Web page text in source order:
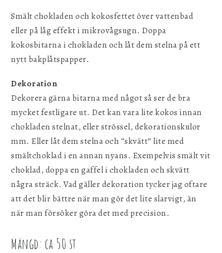
Smält chokladen och kokosfettet över vattenbad
eller på låg effekt i mikrovågsugn. Doppa
kokosbitarna i chokladen och låt dem stelna på ett
nytt bakplåtspapper.
Dekoration
Dekorera gärna bitarna med något så ser de bra
mycket festligare ut. Det kan vara lite kokos innan
chokladen stelnat, eller strössel, dekorationskulor
mm. Eller låt dem stelna och ”skvätt” lite med
smältchoklad i en annan nyans. Exempelvis smält vit
choklad, doppa en gaffel i chokladen och skvätt
några sträck. Vad gäller dekoration tycker jag oftare
att det blir bättre när man gör det lite slarvigt, än
när man försöker göra det med precision.
Mängd: ca 50 st